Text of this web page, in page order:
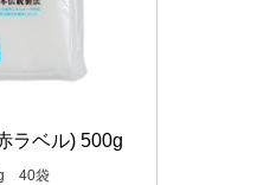
ラベル) 500g
40袋